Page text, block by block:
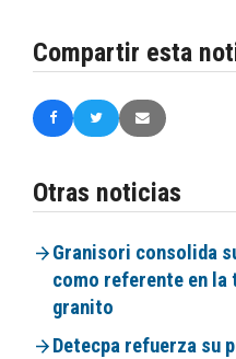
Compartir esta
Otras noticias
Granisori consolida
como referente en la
granito
Detecpa refuerza su